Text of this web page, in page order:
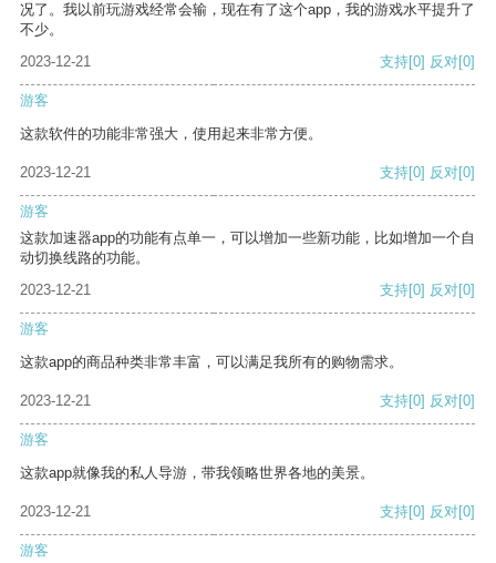
况了。我以前玩游戏经常会输，现在有了这个app，我的游戏水平提升了
不少。
2023-12-21
支持[0] 反对[0]
游客
这款软件的功能非常强大，使用起来非常方便。
2023-12-21 支持[0] 反对[0]
游客
这款加速器app的功能有点单一，可以增加一些新功能，比如增加一个自
动切换线路的功能。
2023-12-21
支持[0] 反对[0]
游客
这款app的商品种类非常丰富，可以满足我所有的购物需求。
2023-12-21 支持[0] 反对[0]
游客
这款app就像我的私人导游，带我领略世界各地的美景。
2023-12-21 支持[0] 反对[0]
游客